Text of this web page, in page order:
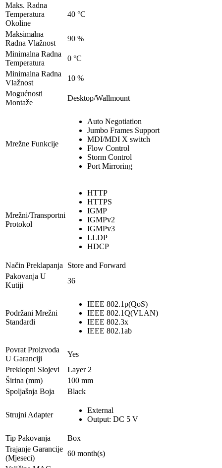
Maks. Radna
Temperatura
Okoline
40 °C
Maksimalna
Radna Vlažnost
90 %
Minimalna Radna
Temperatura
0 °C
Minimalna Radna
Vlažnost
10 %
Mogućnosti
Montaže
Desktop/Wallmount
Mrežne Funkcije
Auto Negotiation
Jumbo Frames Support
MDI/MDI X switch
Flow Control
Storm Control
Port Mirroring
Mrežni/Transportni
Protokol
HTTP
HTTPS
IGMP
IGMPv2
IGMPv3
LLDP
HDCP
Način Preklapanja
Store and Forward
Pakovanja U
Kutiji
36
Podržani Mrežni
Standardi
IEEE 802.1p(QoS)
IEEE 802.1Q(VLAN)
IEEE 802.3x
IEEE 802.1ab
Povrat Proizvoda
U Garanciji
Yes
Preklopni Slojevi
Layer 2
Širina (mm)
100 mm
Spoljašnja Boja
Black
Strujni Adapter
External
Output: DC 5 V
Tip Pakovanja
Box
Trajanje Garancije
(Mjeseci)
60 month(s)